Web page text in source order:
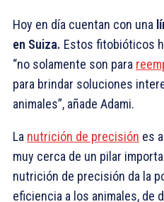
Hoy en día cuentan con una
en Suiza. Estos fitobióticos
“no solamente son para
para brindar soluciones
animales”, añade Adami.
La nutrición de precisión es
muy cerca de un pilar
nutrición de precisión da la
eficiencia a los animales, de